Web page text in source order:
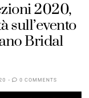
2020,
sull’evento
Bridal
0 COMMENTS